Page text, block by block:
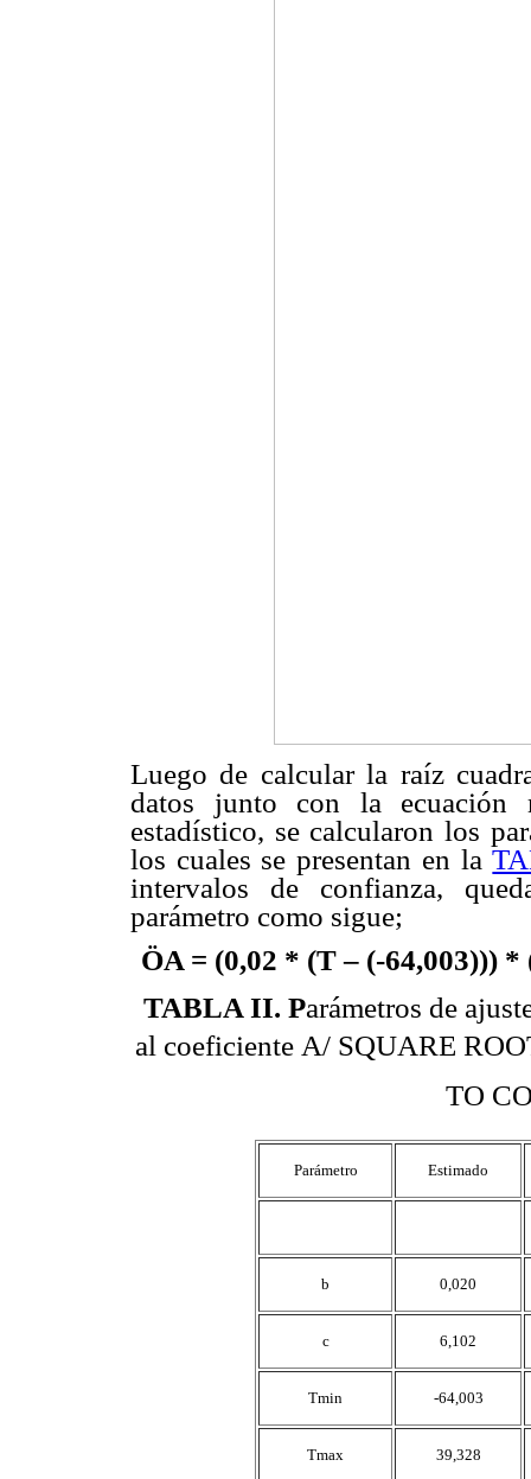
Luego de calcular la raíz
datos junto con la ecuación
estadístico, se calcularon los
los cuales se presentan en la
intervalos de confianza,
parámetro como sigue;
ÖA = (0,02 * (T – (-64,003)))
TABLA II. Parámetros de
al coeficiente A/ SQUARE
TO
Parámetro Estimado
b 0,020
c 6,102
Tmin -64,003
Tmax 39,328